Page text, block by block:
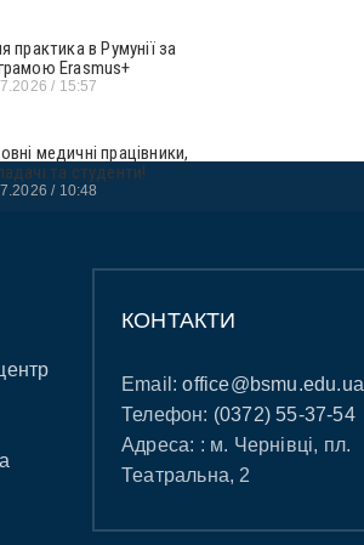
практика в Румунії за
Erasmus+
15:57
медичні працівники,
та студенти!
10:48
КОНТАКТИ
Email:office@bsmu.edu.ua
Телефон: (0372) 55-37-54
Адреса: : м. Чернівці, пл.
Театральна, 2